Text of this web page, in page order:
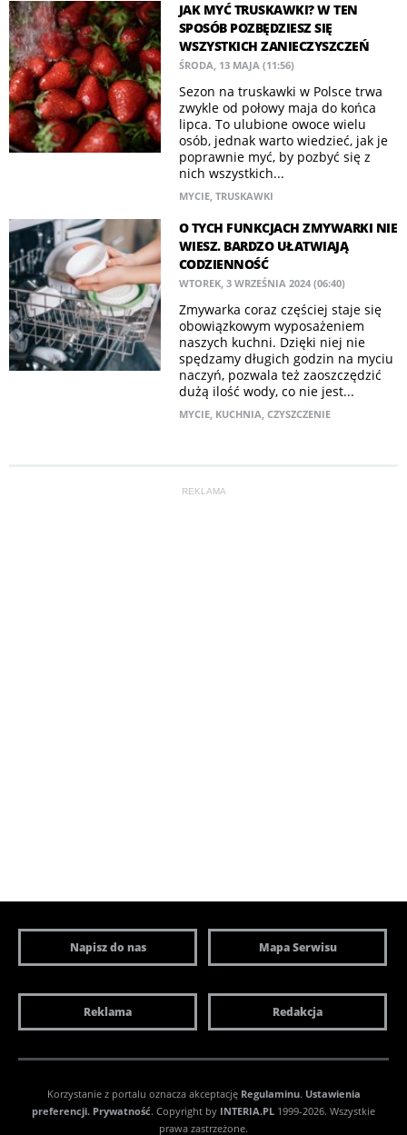
JAK MYĆ TRUSKAWKI? W TEN
SPOSÓB POZBĘDZIESZ SIĘ
WSZYSTKICH ZANIECZYSZCZEŃ
ŚRODA, 13 MAJA (11:56)
Sezon na truskawki w Polsce trwa
zwykle od połowy maja do końca
lipca. To ulubione owoce wielu
osób, jednak warto wiedzieć, jak je
poprawnie myć, by pozbyć się z
nich wszystkich...
MYCIE, TRUSKAWKI
O TYCH FUNKCJACH ZMYWARKI NIE
WIESZ. BARDZO UŁATWIAJĄ
CODZIENNOŚĆ
WTOREK, 3 WRZEŚNIA 2024 (06:40)
Zmywarka coraz częściej staje się
obowiązkowym wyposażeniem
naszych kuchni. Dzięki niej nie
spędzamy długich godzin na myciu
naczyń, pozwala też zaoszczędzić
dużą ilość wody, co nie jest...
MYCIE, KUCHNIA, CZYSZCZENIE
REKLAMA
Napisz do nas Mapa Serwisu
Reklama Redakcja
Korzystanie z portalu oznacza akceptację Regulaminu. Ustawienia
preferencji. Prywatność. Copyright by INTERIA.PL 1999-2026. Wszystkie
prawa zastrzeżone.